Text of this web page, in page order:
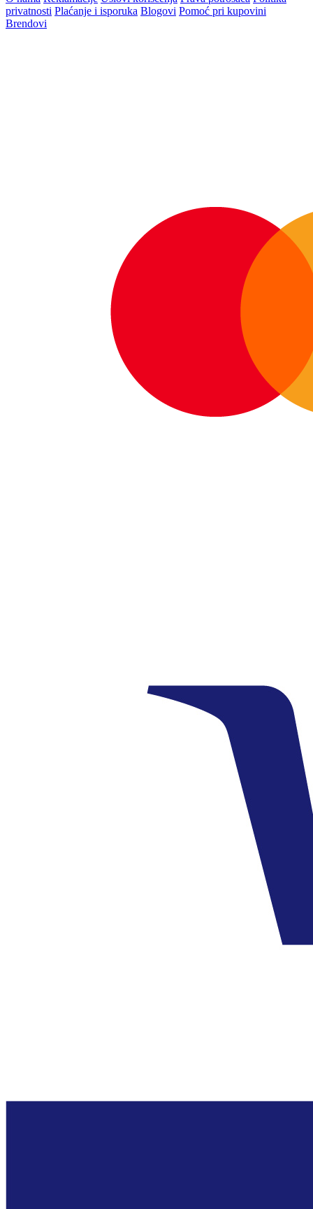
privatnosti Plaćanje i isporuka Blogovi Pomoć pri kupovini
Brendovi